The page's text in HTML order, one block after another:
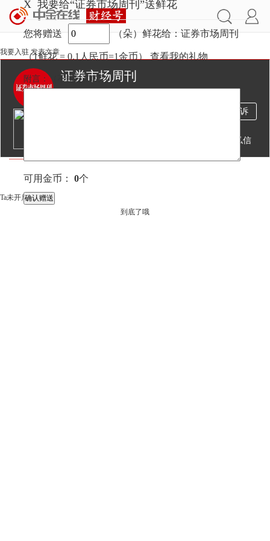
文章
我要入驻 发表文章
证券市场周刊
投诉
发私信
Ta未开启直播
X 我要给“证券市场周刊”送鲜花
您将赠送 （朵）鲜花给：证券市场周刊
（1鲜花 = 0.1人民币=1金币） 查看我的礼物
附言：（不超过100字）
可用金币： 0个
到底了哦